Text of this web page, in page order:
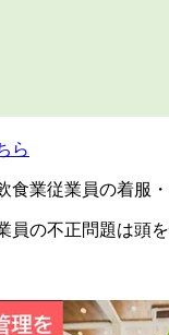
ら
食業従業員の着服
員の不正問題は頭